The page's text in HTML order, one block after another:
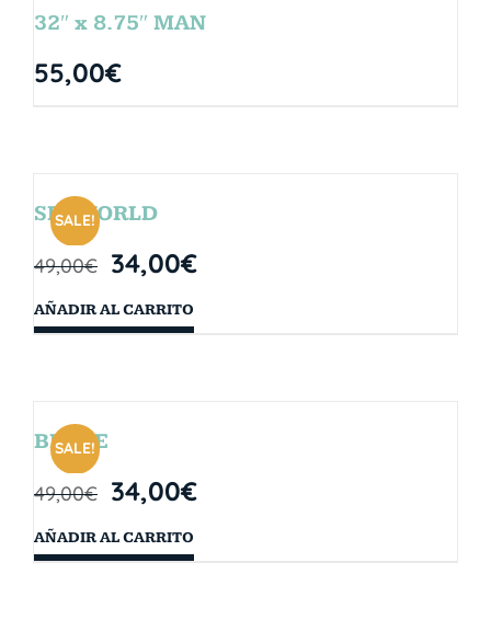
32″ x 8.75″ MAN
55,00€
SALE!
SEAWORLD
49,00€ 34,00€
AÑADIR AL CARRITO
SALE!
BRYCE
49,00€ 34,00€
AÑADIR AL CARRITO